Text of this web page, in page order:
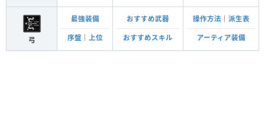
弓
最強装備
序盤 上位
おすすめ武器
おすすめスキル
操作方法 派生表
アーティア装備